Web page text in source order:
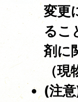
変更
るこ
剤に
（
(注